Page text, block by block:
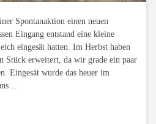
Spontanaktion einen neuen
Eingang entstand eine kleine
eingesät hatten. Im Herbst haben
Stück erweitert, da wir grade ein paar
Eingesät wurde das heuer im
…